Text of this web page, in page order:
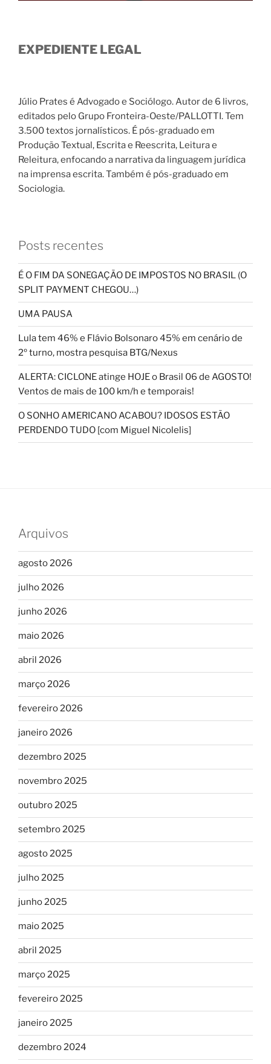
EXPEDIENTE LEGAL
Júlio Prates é Advogado e Sociólogo. Autor de 6 livros,
editados pelo Grupo Fronteira-Oeste/PALLOTTI. Tem
3.500 textos jornalísticos. É pós-graduado em
Produção Textual, Escrita e Reescrita, Leitura e
Releitura, enfocando a narrativa da linguagem jurídica
na imprensa escrita. Também é pós-graduado em
Sociologia.
Posts recentes
É O FIM DA SONEGAÇÃO DE IMPOSTOS NO BRASIL (O
SPLIT PAYMENT CHEGOU…)
UMA PAUSA
Lula tem 46% e Flávio Bolsonaro 45% em cenário de
2º turno, mostra pesquisa BTG/Nexus
ALERTA: CICLONE atinge HOJE o Brasil 06 de AGOSTO!
Ventos de mais de 100 km/h e temporais!
O SONHO AMERICANO ACABOU? IDOSOS ESTÃO
PERDENDO TUDO [com Miguel Nicolelis]
Arquivos
agosto 2026
julho 2026
junho 2026
maio 2026
abril 2026
março 2026
fevereiro 2026
janeiro 2026
dezembro 2025
novembro 2025
outubro 2025
setembro 2025
agosto 2025
julho 2025
junho 2025
maio 2025
abril 2025
março 2025
fevereiro 2025
janeiro 2025
dezembro 2024